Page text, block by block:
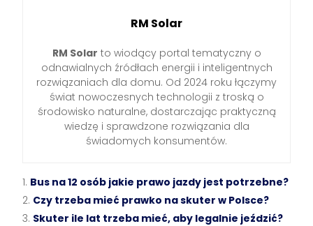
RM Solar
RM Solar to wiodący portal tematyczny o
odnawialnych źródłach energii i inteligentnych
rozwiązaniach dla domu. Od 2024 roku łączymy
świat nowoczesnych technologii z troską o
środowisko naturalne, dostarczając praktyczną
wiedzę i sprawdzone rozwiązania dla
świadomych konsumentów.
Bus na 12 osób jakie prawo jazdy jest potrzebne?
Czy trzeba mieć prawko na skuter w Polsce?
Skuter ile lat trzeba mieć, aby legalnie jeździć?